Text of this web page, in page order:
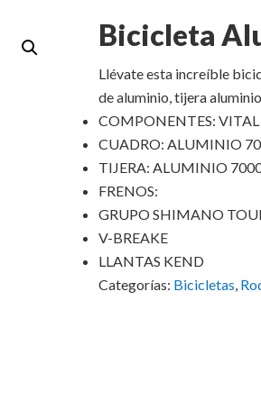
Bicicleta
Llévate esta increíble
de aluminio, tijera
COMPONENTES: VITAL
CUADRO: ALUMINIO
TIJERA: ALUMINIO
FRENOS:
GRUPO SHIMANO
V-BREAKE
LLANTAS KEND
Categorías: Bicicletas,